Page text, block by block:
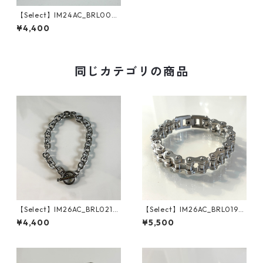
【Select】IM24AC_BRL003
/ Curve Metal Bangle（Silve
r）
¥4,400
同じカテゴリの商品
【Select】IM26AC_BRL021/
Toggle Anchor Chain Bracel
et（Silver）
¥4,400
【Select】IM26AC_BRL019/
Bike Chain Bracelet（Silve
r）
¥5,500